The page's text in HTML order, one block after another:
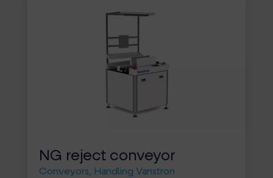
NG reject conveyor
Conveyors, Handling Vanstron